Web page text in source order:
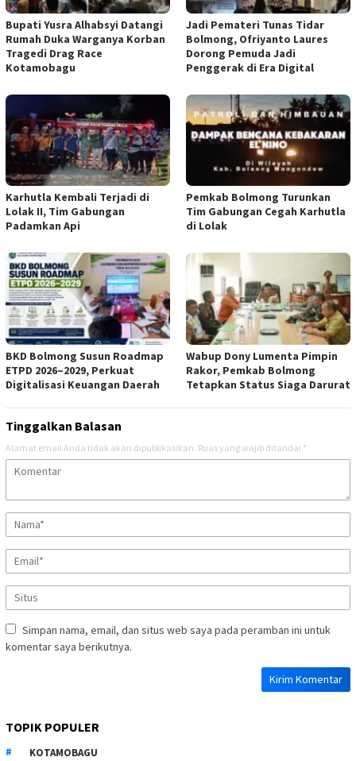
Bupati Yusra Alhabsyi Datangi
Rumah Duka Warganya Korban
Tragedi Drag Race
Kotamobagu
Jadi Pemateri Tunas Tidar
Bolmong, Ofriyanto Laures
Dorong Pemuda Jadi
Penggerak di Era Digital
Karhutla Kembali Terjadi di
Lolak II, Tim Gabungan
Padamkan Api
Pemkab Bolmong Turunkan
Tim Gabungan Cegah Karhutla
di Lolak
BKD Bolmong Susun Roadmap
ETPD 2026–2029, Perkuat
Digitalisasi Keuangan Daerah
Wabup Dony Lumenta Pimpin
Rakor, Pemkab Bolmong
Tetapkan Status Siaga Darurat
Tinggalkan Balasan
Alamat email Anda tidak akan dipublikasikan. Ruas yang wajib ditandai *
Simpan nama, email, dan situs web saya pada peramban ini untuk
komentar saya berikutnya.
TOPIK POPULER
KOTAMOBAGU